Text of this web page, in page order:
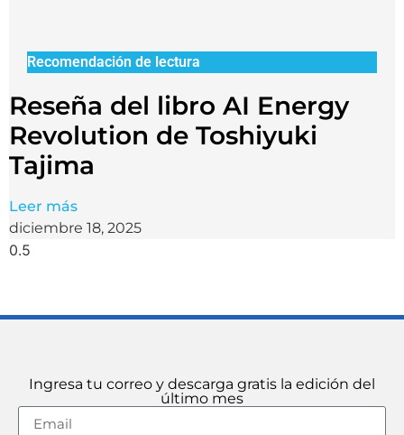
Recomendación de lectura
Reseña del libro AI Energy
Revolution de Toshiyuki
Tajima
Leer más
diciembre 18, 2025
Ingresa tu correo y descarga gratis la edición del
último mes